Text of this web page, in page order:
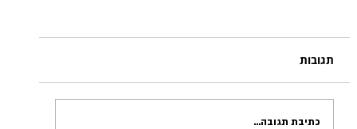
חַיֵּינוּ מַפָּץ גָּדוֹל. אֲנַחְנוּ מִתְרַחֲקִים זֶה מִזֶּה,
אֶת הַתְּנוּפָה, אֶת הַהִתְפַּשְּׁטוּת: מִי שֶׁנּוֹלָדִים נִדְחָקִי
תגובות
כתיבת תגובה...